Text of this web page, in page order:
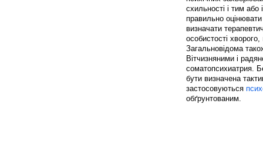
схильності і тим
правильно оцінювати
визначати
особистості
Загальновідома
Вітчизняними і
соматопсихиатрия.
бути визначена
застосовуються
обґрунтованим.